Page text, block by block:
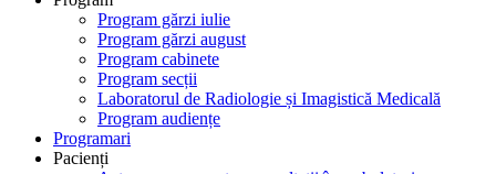
Program gărzi iulie
Program gărzi august
Program cabinete
Program secții
Laboratorul de Radiologie și Imagistică Medicală
Program audiențe
Programari
Pacienți